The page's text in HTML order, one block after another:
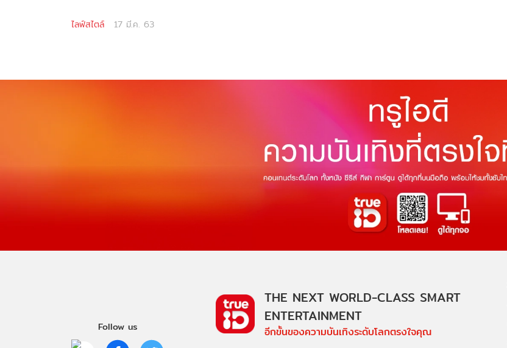
ไลฟ์สไตล์ 17 มี.ค. 63
Follow us
THE NEXT WORLD-CLASS SMART
ENTERTAINMENT
อีกขั้นของความบันเทิงระดับโลกตรงใจคุณ